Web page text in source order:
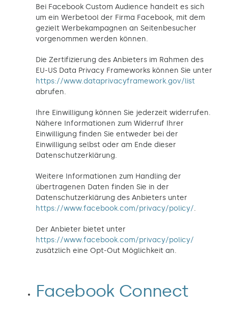
Bei Facebook Custom Audience handelt es sich
um ein Werbetool der Firma Facebook, mit dem
gezielt Werbekampagnen an Seitenbesucher
vorgenommen werden können.
Die Zertifizierung des Anbieters im Rahmen des
EU-US Data Privacy Frameworks können Sie unter
https://www.dataprivacyframework.gov/list
abrufen.
Ihre Einwilligung können Sie jederzeit widerrufen.
Nähere Informationen zum Widerruf Ihrer
Einwilligung finden Sie entweder bei der
Einwilligung selbst oder am Ende dieser
Datenschutzerklärung.
Weitere Informationen zum Handling der
übertragenen Daten finden Sie in der
Datenschutzerklärung des Anbieters unter
https://www.facebook.com/privacy/policy/.
Der Anbieter bietet unter
https://www.facebook.com/privacy/policy/
zusätzlich eine Opt-Out Möglichkeit an.
Facebook Connect